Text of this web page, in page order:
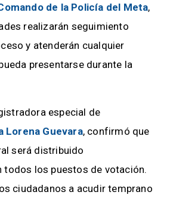
de la Policía del Meta,
realizarán seguimiento
y atenderán cualquier
presentarse durante la
especial de
Lorena Guevara, confirmó que
será distribuido
todos los puestos de votación.
ciudadanos a acudir temprano